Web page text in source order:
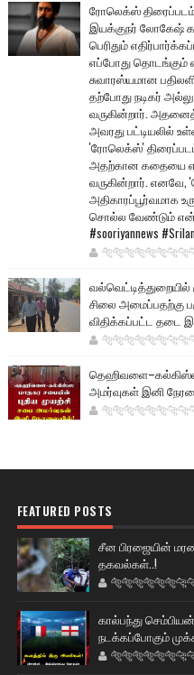
ரோலெக்ஸ் திரைப்படம்
இயக்குநர் லோகேஷ்
பெரிதும்
எப்போது தொடங்கும்
சுவாரஸ்யமான
தற்போது நடிகர்
வருகின்றார்.
அவரது பட்டியலில்
'ரோலெக்ஸ்'
அதற்கான கதையை
வருகின்றார்.
அதிகாரப்பூர்வமாக
சொல்ல வேண்டும்
#sooriyannews
சிலை அமைப்பதற்கு
விதிக்கப்பட்ட தடை
தெஹிவளை–கல்கிஸ்ஸ
அமர்வுகள் இனி
FEATURED POSTS
சீன பிரஜையின்
தகவல்கள்..!
கால்பந்து
நடக்கப்போகும்